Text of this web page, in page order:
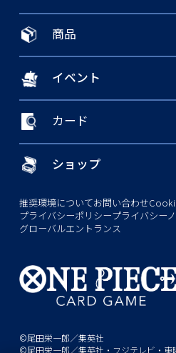
商品
イベント
カード
ショップ
推奨環境についてお問い合わせ
プライバシーポリシープライバシー
グローバルエントランス
©尾田栄一郎／集英社
©尾田栄一郎／集英社・フジテレビ・東